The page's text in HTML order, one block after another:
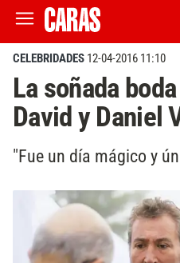
CELEBRIDADES 12-04-2016 11:10
La soñada
David y Daniel
"Fue un día mágico y